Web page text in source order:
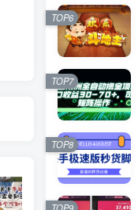
TOP6
TOP7
TOP8